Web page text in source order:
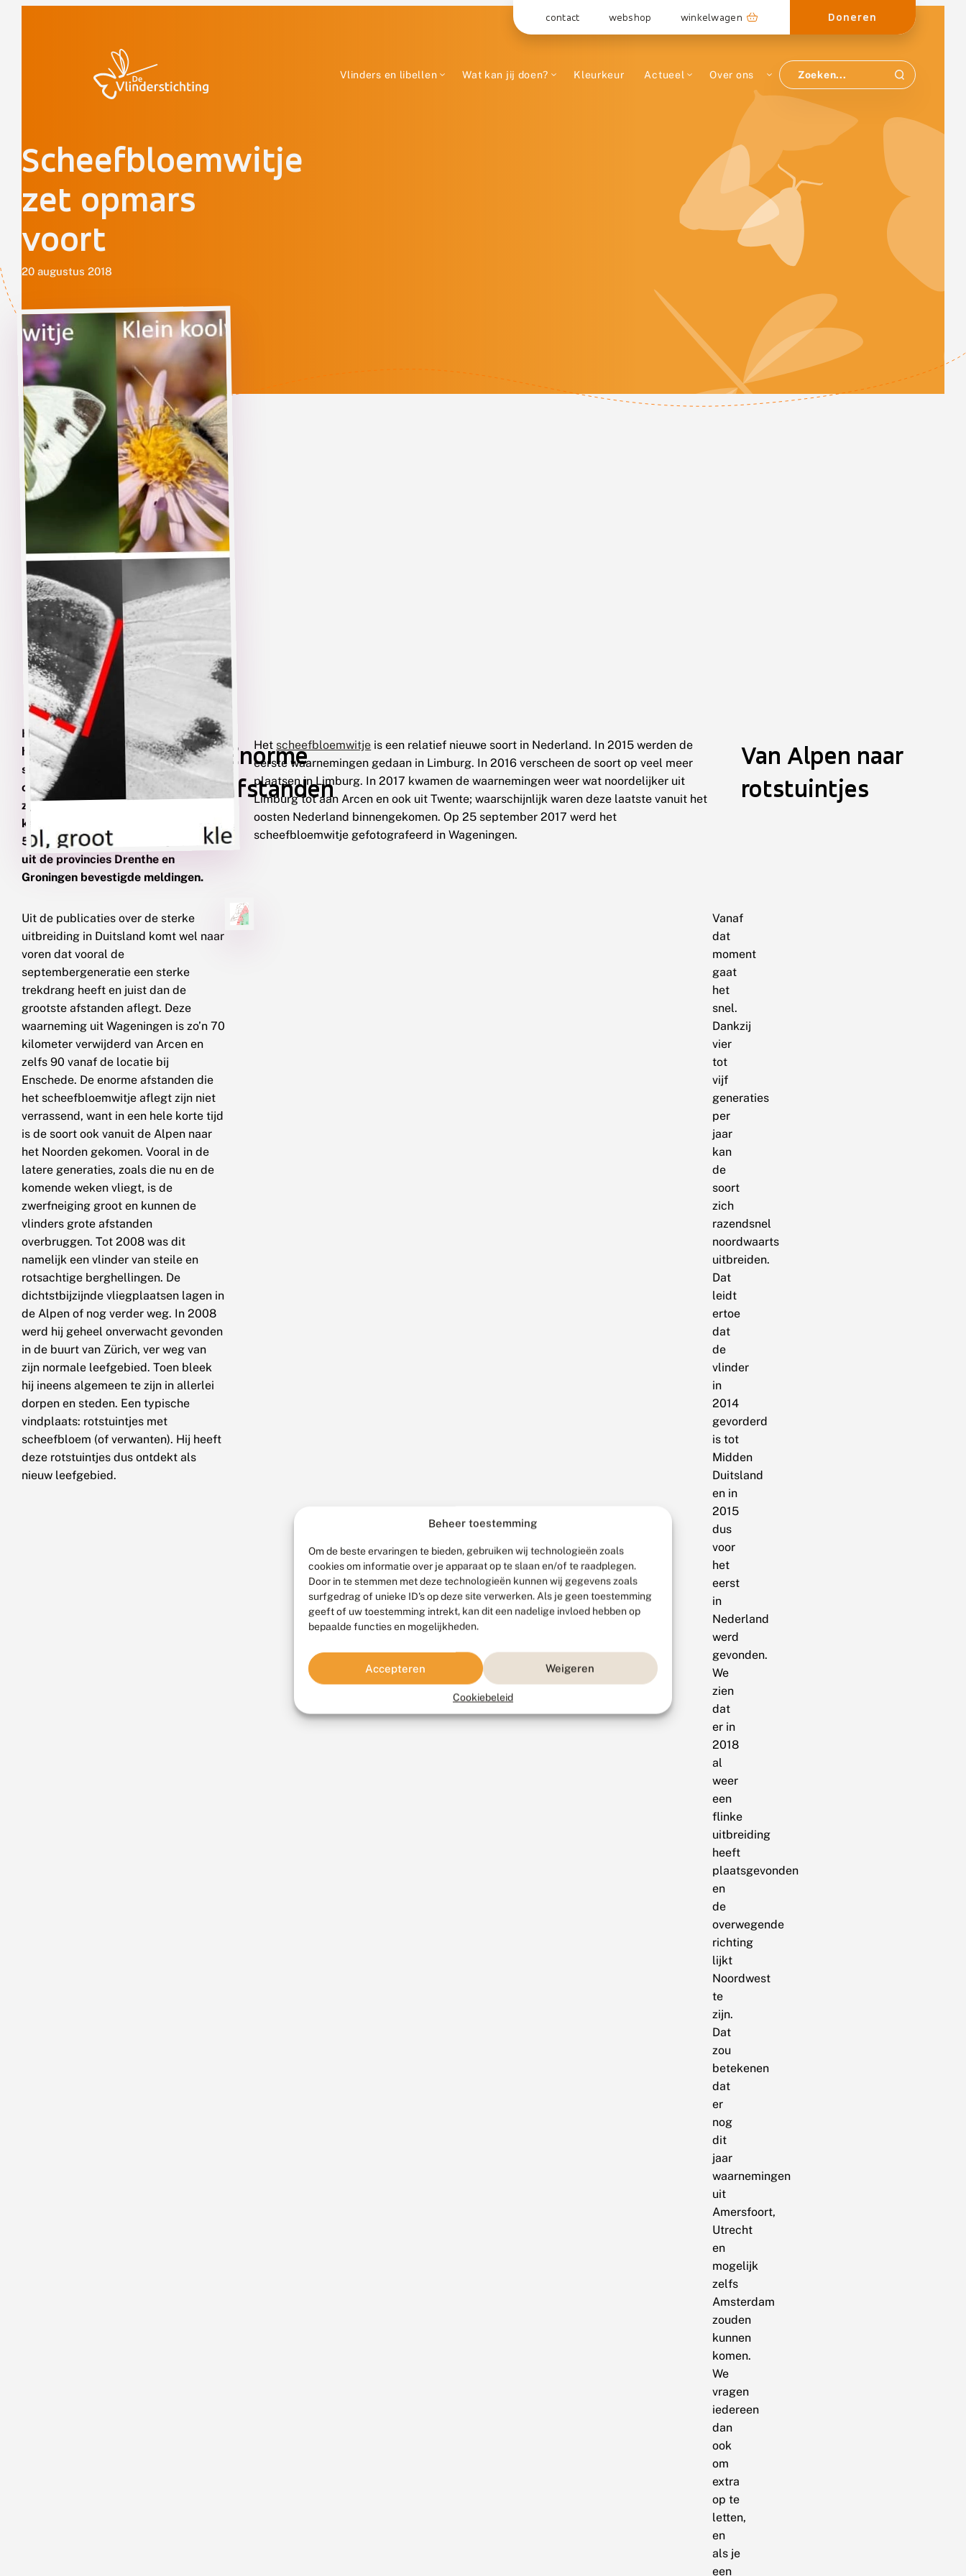
Beheer toestemming
Om de beste ervaringen te bieden, gebruiken wij technologieën zoals
cookies om informatie over je apparaat op te slaan en/of te raadplegen.
Door in te stemmen met deze technologieën kunnen wij gegevens zoals
surfgedrag of unieke ID's op deze site verwerken. Als je geen toestemming
geeft of uw toestemming intrekt, kan dit een nadelige invloed hebben op
bepaalde functies en mogelijkheden.
Accepteren Weigeren
Cookiebeleid
contact webshop winkelwagen Doneren
Vlinders en libellen Wat kan jij doen? Kleurkeur Actueel Over ons
Scheefbloemwitje
zet opmars
voort
20 augustus 2018
Het scheefbloemwitje is in 2015 voor
het eerst in Nederland gezien, en
sindsdien is de soort met een enorme
opmars bezig. Per generatie, en er
zijn vier tot vijf generaties per jaar,
kan de soort zeker een kilometer of
50 uitbreiden. Inmiddels zijn er ook
uit de provincies Drenthe en
Groningen bevestigde meldingen.
Enorme
afstanden
Het scheefbloemwitje is een relatief nieuwe soort in Nederland. In 2015 werden de
eerste waarnemingen gedaan in Limburg. In 2016 verscheen de soort op veel meer
plaatsen in Limburg. In 2017 kwamen de waarnemingen weer wat noordelijker uit
Limburg tot aan Arcen en ook uit Twente; waarschijnlijk waren deze laatste vanuit het
oosten Nederland binnengekomen. Op 25 september 2017 werd het
scheefbloemwitje gefotografeerd in Wageningen.
Van Alpen naar
rotstuintjes
Uit de publicaties over de sterke
uitbreiding in Duitsland komt wel naar
voren dat vooral de
septembergeneratie een sterke
trekdrang heeft en juist dan de
grootste afstanden aflegt. Deze
waarneming uit Wageningen is zo’n 70
kilometer verwijderd van Arcen en
zelfs 90 vanaf de locatie bij
Enschede. De enorme afstanden die
het scheefbloemwitje aflegt zijn niet
verrassend, want in een hele korte tijd
is de soort ook vanuit de Alpen naar
het Noorden gekomen. Vooral in de
latere generaties, zoals die nu en de
komende weken vliegt, is de
zwerfneiging groot en kunnen de
vlinders grote afstanden
overbruggen. Tot 2008 was dit
namelijk een vlinder van steile en
rotsachtige berghellingen. De
dichtstbijzijnde vliegplaatsen lagen in
de Alpen of nog verder weg. In 2008
werd hij geheel onverwacht gevonden
in de buurt van Zürich, ver weg van
zijn normale leefgebied. Toen bleek
hij ineens algemeen te zijn in allerlei
dorpen en steden. Een typische
vindplaats: rotstuintjes met
scheefbloem (of verwanten). Hij heeft
deze rotstuintjes dus ontdekt als
nieuw leefgebied.
Vanaf
dat
moment
gaat
het
snel.
Dankzij
vier
tot
vijf
generaties
per
jaar
kan
de
soort
zich
razendsnel
noordwaarts
uitbreiden.
Dat
leidt
ertoe
dat
de
vlinder
in
2014
gevorderd
is tot
Midden
Duitsland
en in
2015
dus
voor
het
eerst
in
Nederland
werd
gevonden.
We
zien
dat
er in
2018
al
weer
een
flinke
uitbreiding
heeft
plaatsgevonden
en
de
overwegende
richting
lijkt
Noordwest
te
zijn.
Dat
zou
betekenen
dat
er
nog
dit
jaar
waarnemingen
uit
Amersfoort,
Utrecht
en
mogelijk
zelfs
Amsterdam
zouden
kunnen
komen.
We
vragen
iedereen
dan
ook
om
extra
op te
letten,
en
als je
een